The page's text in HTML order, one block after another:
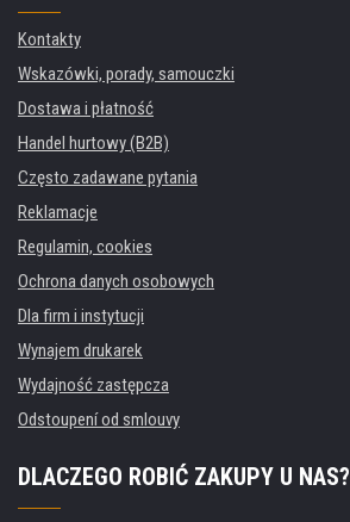
Kontakty
Wskazówki, porady, samouczki
Dostawa i płatność
Handel hurtowy (B2B)
Często zadawane pytania
Reklamacje
Regulamin, cookies
Ochrona danych osobowych
Dla firm i instytucji
Wynajem drukarek
Wydajność zastępcza
Odstoupení od smlouvy
DLACZEGO ROBIĆ ZAKUPY U NAS?